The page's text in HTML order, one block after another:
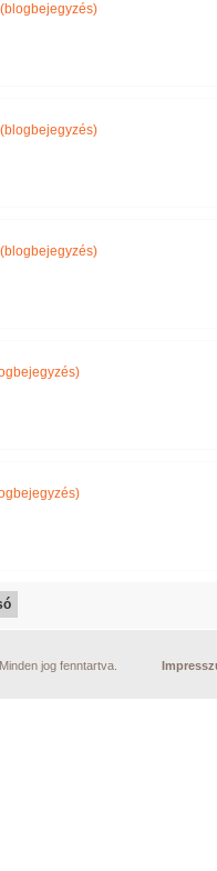
(blogbejegyzés)
(blogbejegyzés)
(blogbejegyzés)
jog fenntartva.